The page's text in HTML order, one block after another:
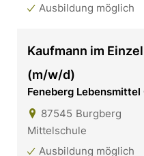
Ausbildung möglich
Kaufmann im
(m/w/d)
Feneberg Lebensmittel
87545 Burgberg
Mittelschule
Ausbildung möglich